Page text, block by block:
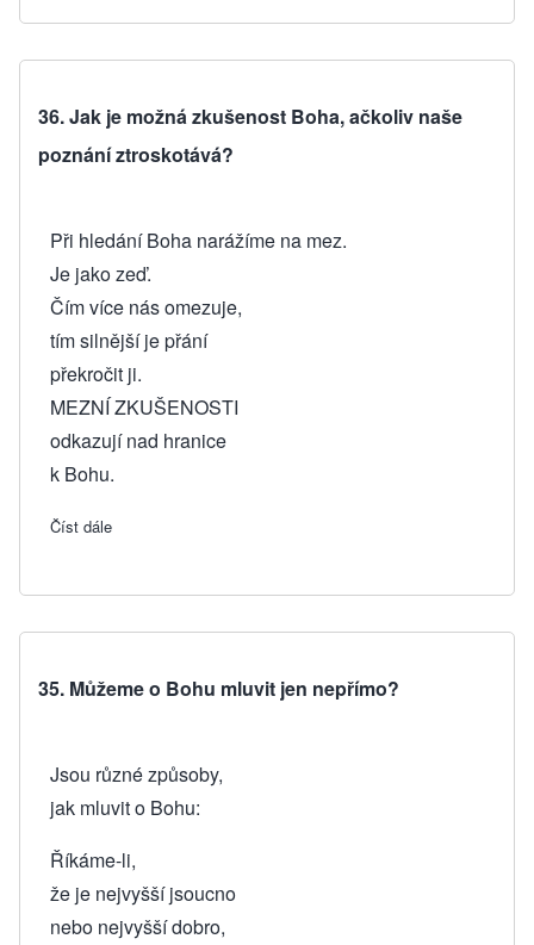
36. Jak je možná zkušenost Boha, ačkoliv naše
poznání ztroskotává?
Při hledání Boha narážíme na mez.
Je jako zeď.
Čím více nás omezuje,
tím silnější je přání
překročit ji.
MEZNÍ ZKUŠENOSTI
odkazují nad hranice
k Bohu.
Číst dále
35. Můžeme o Bohu mluvit jen nepřímo?
Jsou různé způsoby,
jak mluvit o Bohu:
Říkáme-li,
že je nejvyšší jsoucno
nebo nejvyšší dobro,